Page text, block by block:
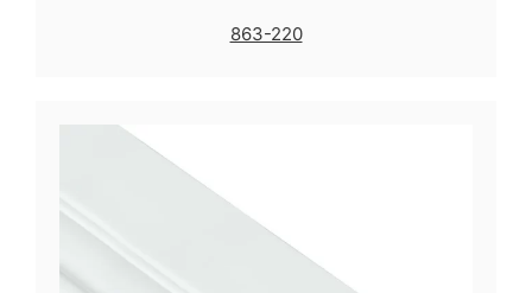
863-220